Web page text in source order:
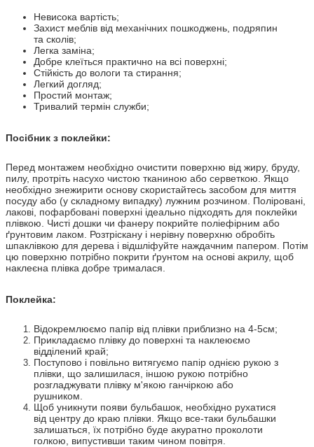
Невисока вартість;
Захист меблів від механічних пошкоджень, подряпин
та сколів;
Легка заміна;
Добре клеїться практично на всі поверхні;
Стійкість до вологи та стирання;
Легкий догляд;
Простий монтаж;
Тривалий термін служби;
Посібник з поклейки:
Перед монтажем необхідно очистити поверхню від жиру, бруду,
пилу, протріть насухо чистою тканиною або серветкою. Якщо
необхідно знежирити основу скористайтесь засобом для миття
посуду або (у складному випадку) лужним розчином. Поліровані,
лакові, пофарбовані поверхні ідеально підходять для поклейки
плівкою. Чисті дошки чи фанеру покрийте поліефірним або
ґрунтовим лаком. Розтріскану і нерівну поверхню обробіть
шпаклівкою для дерева і відшліфуйте наждачним папером. Потім
цю поверхню потрібно покрити ґрунтом на основі акрилу, щоб
наклеєна плівка добре трималася.
Поклейка:
Відокремлюємо папір від плівки приблизно на 4-5см;
Прикладаємо плівку до поверхні та наклеюємо
відділений край;
Поступово і повільно витягуємо папір однією рукою з
плівки, що залишилася, іншою рукою потрібно
розгладжувати плівку м'якою ганчіркою або
рушником.
Щоб уникнути появи бульбашок, необхідно рухатися
від центру до краю плівки. Якщо все-таки бульбашки
залишаться, їх потрібно буде акуратно проколоти
голкою, випустивши таким чином повітря.